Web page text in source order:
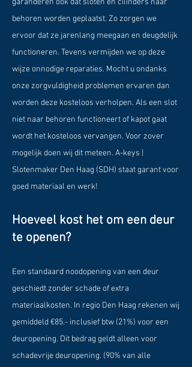
garanderen ook dat sloten en cilinders naar
behoren worden geplaatst. Zo zorgen we
ervoor dat ze jarenlang meegaan en deugdelijk
functioneren. Tevens vermijden we op deze
wijze onnodige reparaties. Mocht u ondanks
onze zorgvuldigheid problemen ervaren dan
worden deze kosteloos verholpen. Als een slot
niet naar behoren functioneert of kapot gaat
wordt het kosteloos vervangen. Voor zover
mogelijk doen wij dit meteen. A-keys |
Slotenmaker Den Haag (SDH) staat garant voor
goed materiaal en werk!
Hoeveel kost het om een deur
te openen?
Een standaard noodopening van een deur
geschiedt zonder schade of extra
materiaalkosten. In regio Den Haag rekenen wij
gemiddeld €85.- inclusief btw (21%) voor een
deuropening. Dit bedrag geldt alleen voor
schadevrije deuropening. (90% van alle